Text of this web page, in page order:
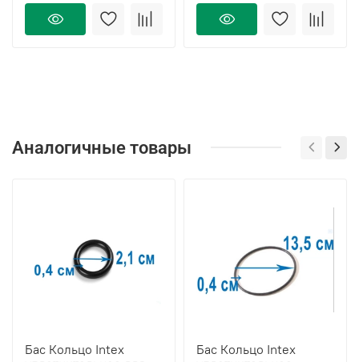
Аналогичные товары
Бас Кольцо Intex
Бас Кольцо Intex